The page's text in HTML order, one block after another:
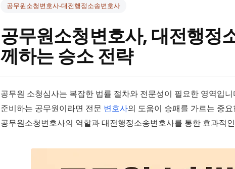
공무원소청변호사-대전행정소송변호사
공무원소청변호사, 대전행정
께하는 승소 전략
공무원 소청심사는 복잡한 법률 절차와 전문성이 필요한 영역입
준비하는 공무원이라면 전문 변호사의 도움이 승패를 가르는 중
공무원소청변호사의 역할과 대전행정소송변호사를 통한 효과적